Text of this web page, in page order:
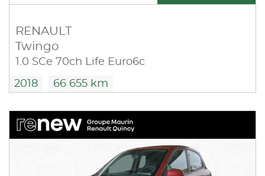
RENAULT
Twingo
1.0 SCe 70ch Life Euro6c
2018 66 655 km